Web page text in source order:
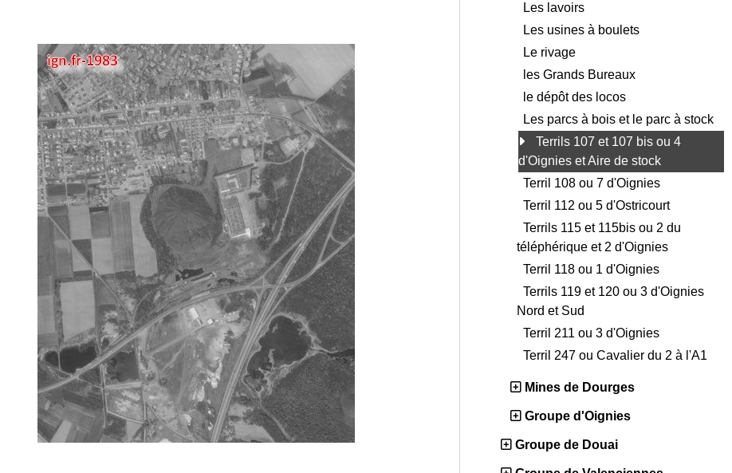
Les lavoirs
Les usines à boulets
Le rivage
les Grands Bureaux
le dépôt des locos
Les parcs à bois et le parc à stock
Terrils 107 et 107 bis ou 4
d'Oignies et Aire de stock
Terril 108 ou 7 d'Oignies
Terril 112 ou 5 d'Ostricourt
Terrils 115 et 115bis ou 2 du
téléphérique et 2 d'Oignies
Terril 118 ou 1 d'Oignies
Terrils 119 et 120 ou 3 d'Oignies
Nord et Sud
Terril 211 ou 3 d'Oignies
Terril 247 ou Cavalier du 2 à l'A1
Mines de Dourges
Groupe d'Oignies
Groupe de Douai